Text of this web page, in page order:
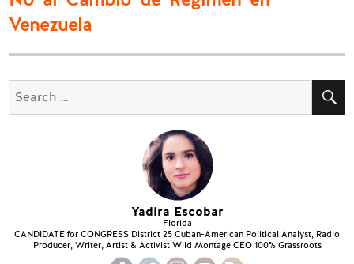
Venezuela
Search
for:
Yadira Escobar
Florida
CANDIDATE for CONGRESS District 25 Cuban-American Political Analyst, Radio
Producer, Writer, Artist & Activist Wild Montage CEO 100% Grassroots